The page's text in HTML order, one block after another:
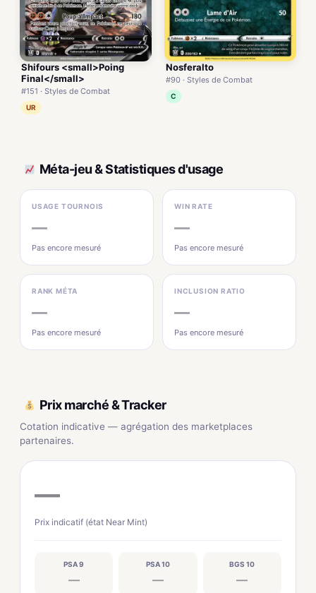
Shifours <small>Poing
Final</small>
#151 · Styles de Combat
UR
Nosferalto
#90 · Styles de Combat
C
Méta-jeu & Statistiques d'usage
USAGE TOURNOIS
—
Pas encore mesuré
WIN RATE
—
Pas encore mesuré
RANK MÉTA
—
Pas encore mesuré
INCLUSION RATIO
—
Pas encore mesuré
Prix marché & Tracker
Cotation indicative — agrégation des marketplaces
partenaires.
—
Prix indicatif (état Near Mint)
PSA 9
—
PSA 10
—
BGS 10
—